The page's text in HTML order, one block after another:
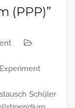
(PPP)”
Experiment
Schüler